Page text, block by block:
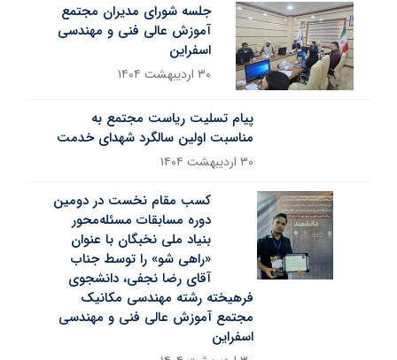
جلسه شورای مدیران مجتمع
آموزش عالی فنی و مهندسی
اسفراین
۳۰ اردیبهشت ۱۴۰۴
پیام تسلیت ریاست مجتمع به
مناسبت اولین سالگرد شهدای خدمت
کسب مقام نخست در دومین
دوره مسابقات مسئله‌محور
بنیاد ملی نخبگان با عنوان
«راهی شو» را توسط جناب
آقای رضا نجفی، دانشجوی
فرهیخته رشته مهندسی مکانیک
مجتمع آموزش عالی فنی و مهندسی
اسفراین